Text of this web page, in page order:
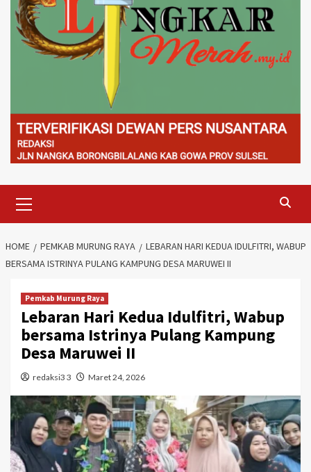
Menu
HOME PEMKAB MURUNG RAYA
LEBARAN HARI KEDUA IDULFITRI, WABUP
BERSAMA ISTRINYA PULANG KAMPUNG DESA MARUWEI II
Pemkab Murung Raya
Lebaran Hari Kedua Idulfitri, Wabup
bersama Istrinya Pulang Kampung
Desa Maruwei II
redaksi3 3 Maret 24, 2026